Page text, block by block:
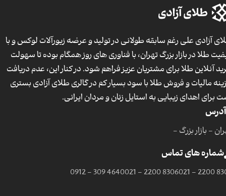
آزادی علی رغم سابقه طولانی در تولید و عرضه زیورآلات لوکس و با
طلا در بازار بزرگ تهران، با فناوری های روز همگام بوده تا سهولت
آنلاین طلا برای مشتریان عزیز فراهم شود. در کنار این، عدم دریافت
مالیات و فروش طلا با سود بسیار کم در گالری طلای آزادی بستری
برای اهدای زیبایی به استایل زنان و مردان ایرانی.
آدرس
- بازار بزرگ -
شماره های تماس
021 - 2200
021 - 2200 8306
0912 - 309 4640